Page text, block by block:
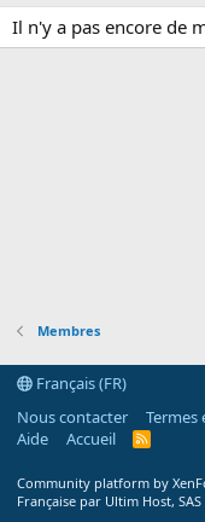
Il n'y a pas encore de
Membres
Français (FR)
Nous contacter
Termes
Aide
Accueil
R
Community platform by
Française par Ultim Host, SAS